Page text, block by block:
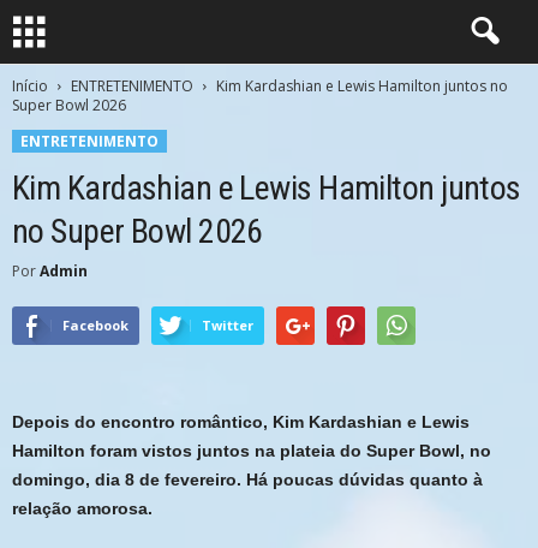
Início ENTRETENIMENTO
Kim Kardashian e Lewis Hamilton juntos no
Super Bowl 2026
ENTRETENIMENTO
Kim Kardashian e Lewis Hamilton juntos
no Super Bowl 2026
PorAdmin
Facebook Twitter
Depois do encontro romântico, Kim Kardashian e Lewis
Hamilton foram vistos juntos na plateia do Super Bowl, no
domingo, dia 8 de fevereiro. Há poucas dúvidas quanto à
relação amorosa.